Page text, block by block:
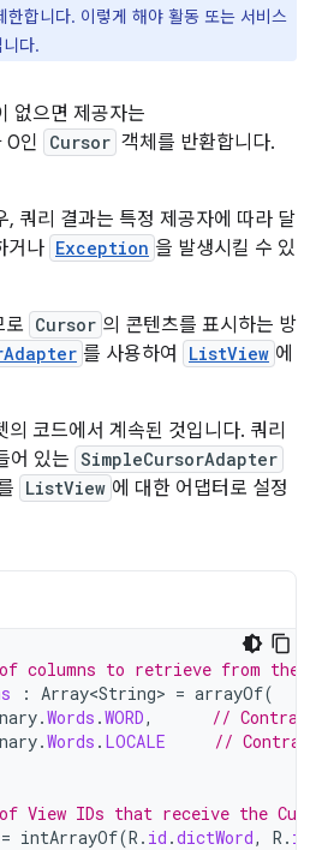
합니다. 이렇게 해야 활동 또는 서비스
다.
없으면 제공자는
0인 Cursor 객체를 반환합니다.
, 쿼리 결과는 특정 제공자에 따라 달
거나 Exception 을 발생시킬 수 있
로 Cursor 의 콘텐츠를 표시하는 방
를 사용하여 ListView 에
코드에서 계속된 것입니다. 쿼리
어 있는 SimpleCursorAdapter
ListView 에 대한 어댑터로 설정
to retrieve from the
: Array<String> = arrayOf(
.Words .WORD,
//
.Words . LOCALE
//
IDs that receive the
= intArrayOf(R . id .dictWord, R . id